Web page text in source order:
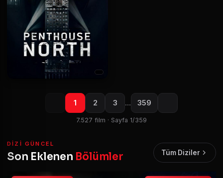
1 2 3 … 359
7.527 film · Sayfa 1/359
DIZI GÜNCEL
Son Eklenen Bölümler Tüm Diziler